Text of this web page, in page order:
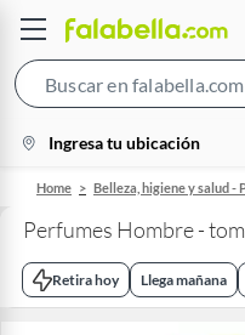
location-
icon
Ingresa tu ubicación
Home Belleza, higiene y salud -
Perfumes Hombre -
Retira hoy Llega mañana